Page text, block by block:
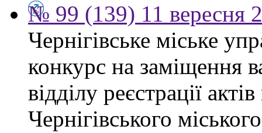
№ 99 (139) 11 вересня
Чернігівське міське
конкурс на заміщення
відділу реєстрації
Чернігівського